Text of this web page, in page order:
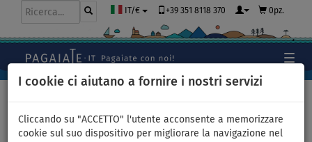
I cookie ci aiutano a fornire i nostri servizi
Cliccando su "ACCETTO" l'utente acconsente a memorizzare
cookie sul suo dispositivo per migliorare la navigazione nel
IT/€ +39 351 8118 370 0pz.